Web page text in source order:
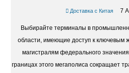
Доставка с Китая 7
Выбирайте терминалы в
области, имеющие доступ к ключевым
магистралям федерального
границах этого мегаполиса сокращает